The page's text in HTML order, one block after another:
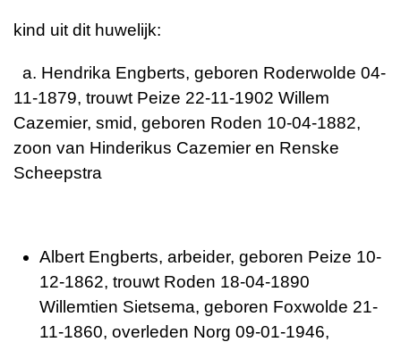
kind uit dit huwelijk:
a. Hendrika Engberts, geboren Roderwolde 04-
11-1879, trouwt Peize 22-11-1902 Willem
Cazemier, smid, geboren Roden 10-04-1882,
zoon van Hinderikus Cazemier en Renske
Scheepstra
Albert Engberts, arbeider, geboren Peize 10-
12-1862, trouwt Roden 18-04-1890
Willemtien Sietsema, geboren Foxwolde 21-
11-1860, overleden Norg 09-01-1946,